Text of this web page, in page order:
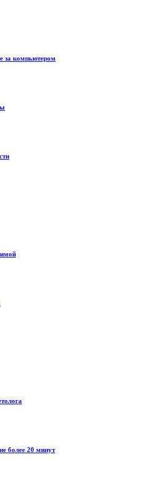
за компьютером
более 20 минут